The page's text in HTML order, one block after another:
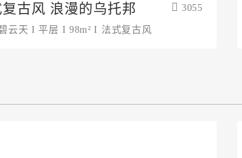
复古风 浪漫的乌托邦 3055
云天 I 平层 I 98m² I 法式复古风